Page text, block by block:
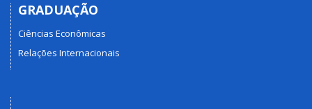
GRADUAÇÃO
Ciências Econômicas
Relações Internacionais